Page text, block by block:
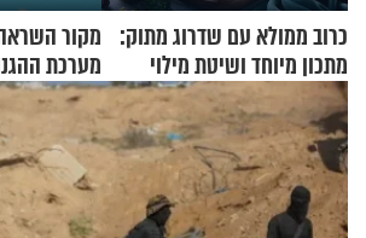
כרוב ממולא עם שדרוג מתוק:
מתכון מיוחד ושיטת מילוי
שאתם חייבים לנסות
מקור
מערכת